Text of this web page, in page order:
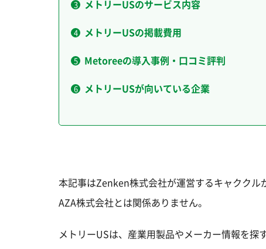
メトリーUSのサービス内容
メトリーUSの掲載費用
Metoreeの導入事例・口コミ評判
メトリーUSが向いている企業
本記事はZenken株式会社が運営するキャクク
AZA株式会社とは関係ありません。
メトリーUSは、産業用製品やメーカー情報を